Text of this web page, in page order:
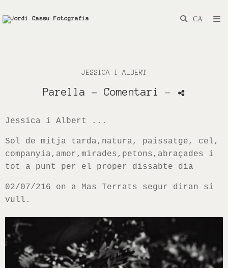
JESSICA I ALBERT
Parella - Comentari -
Jessica i Albert ...
Sol de mitja tarda,natura, paissatge, cel,
companyia,amor ,mirades,petons, abraçades i
tot a punt per el proper dissabte dia
02/07/216 on a Mas Terrats segur diran si
vull.